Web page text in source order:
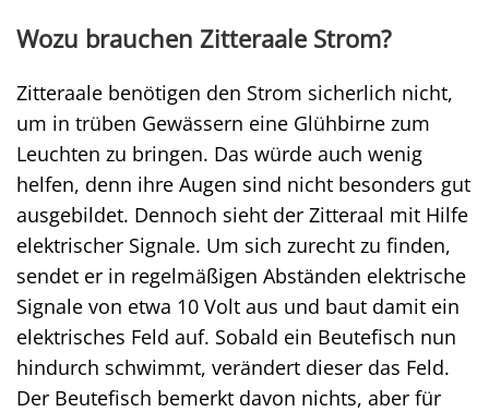
Wozu brauchen Zitteraale Strom?
Zitteraale benötigen den Strom sicherlich nicht,
um in trüben Gewässern eine Glühbirne zum
Leuchten zu bringen. Das würde auch wenig
helfen, denn ihre Augen sind nicht besonders gut
ausgebildet. Dennoch sieht der Zitteraal mit Hilfe
elektrischer Signale. Um sich zurecht zu finden,
sendet er in regelmäßigen Abständen elektrische
Signale von etwa 10 Volt aus und baut damit ein
elektrisches Feld auf. Sobald ein Beutefisch nun
hindurch schwimmt, verändert dieser das Feld.
Der Beutefisch bemerkt davon nichts, aber für